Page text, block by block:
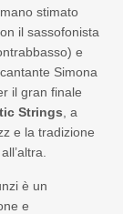
stimato
il sassofonista
e
Simona
il gran finale
Strings , a
e la tradizione
è un
e